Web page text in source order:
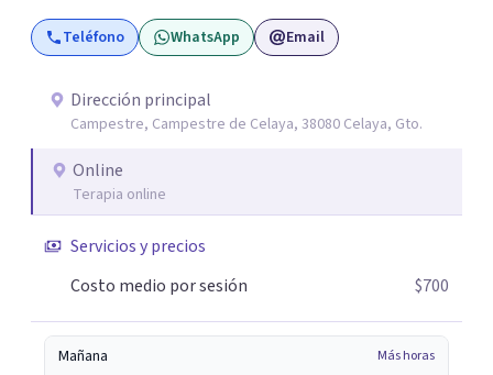
formación y actualización para brindar el
acompañamiento más efectivo a cada persona. Ofrezco
alimentación consciente, adaptado a las necesidades de
cada paciente y su familia. Atiendo de forma online.
Puedes reservar tu primera sesión directamente desde mi
perfil.
Teléfono WhatsApp Email
Dirección principal
Campestre, Campestre de Celaya, 38080 Celaya, Gto.
Online
Terapia online
Servicios y precios
Costo medio por sesión
$700
Mañana Más horas